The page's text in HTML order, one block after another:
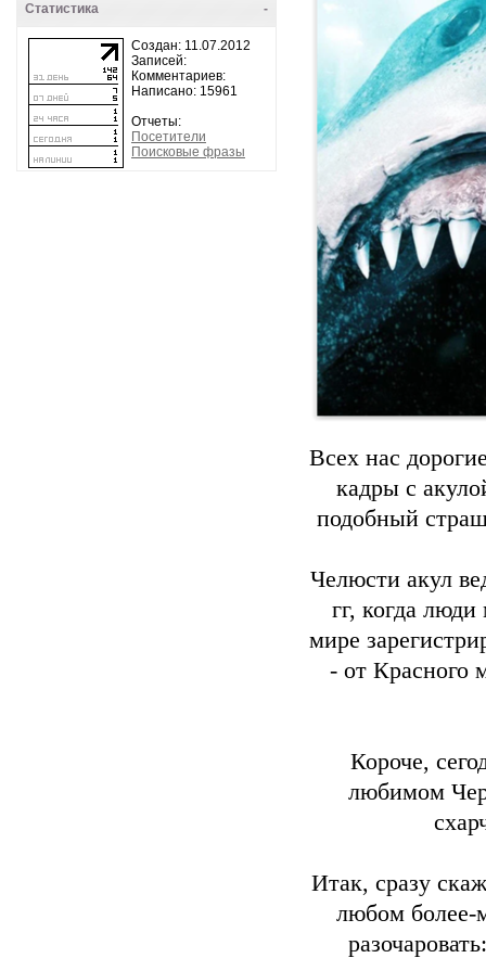
-
Статистика
Создан: 11.07.2012
Записей:
Комментариев:
Написано: 15961
Отчеты:
Посетители
Поисковые фразы
Всех нас
кадры с
подобный
Челюсти акул
гг, когда
мире
- от Красного
Короче,
любимом
Итак, сразу
любом более-